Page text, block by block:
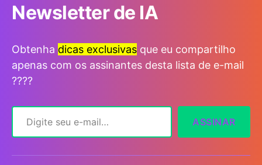
Newsletter de IA
Obtenha dicas exclusivas que eu compartilho
apenas com os assinantes desta lista de e-mail
????
Digite seu e-mail…
ASSINAR